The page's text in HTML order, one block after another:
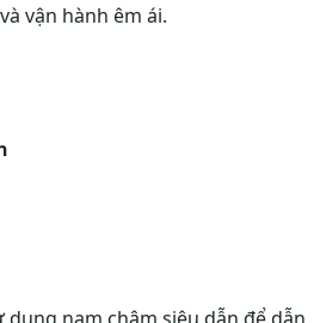
vận hành êm ái.